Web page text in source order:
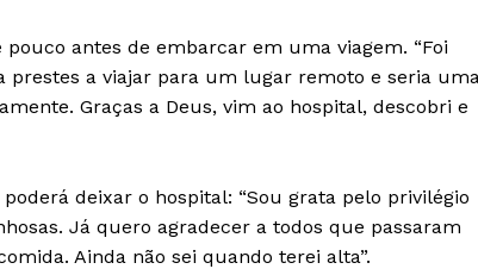
antes de embarcar em uma viagem. “Foi
prestes a viajar para um lugar remoto e seria
Graças a Deus, vim ao hospital, descobri e
deixar o hospital: “Sou grata pelo privilégio
Já quero agradecer a todos que passaram
Ainda não sei quando terei alta”.